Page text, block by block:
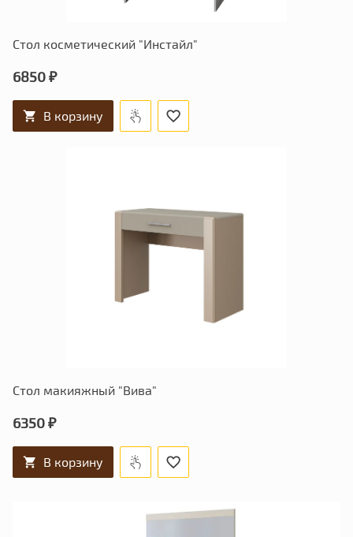
Стол косметический "Инстайл"
6850 ₽
В корзину
Стол макияжный "Вива"
6350 ₽
В корзину